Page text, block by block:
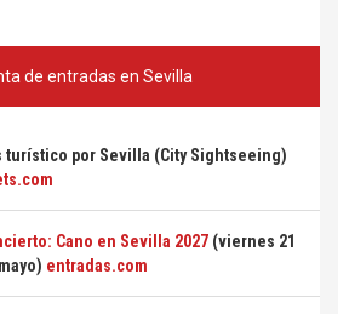
de entradas en Sevilla
turístico por Sevilla (City Sightseeing)
Cano en Sevilla 2027 (viernes 21
entradas.com